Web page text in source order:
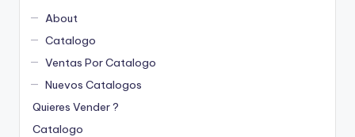
About
Catalogo
Ventas Por Catalogo
Nuevos Catalogos
Quieres Vender ?
Catalogo